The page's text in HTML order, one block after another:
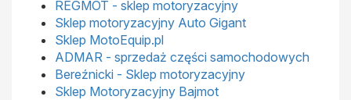
REGMOT - sklep motoryzacyjny
Sklep motoryzacyjny Auto Gigant
Sklep MotoEquip.pl
ADMAR - sprzedaż części samochodowych
Bereźnicki - Sklep motoryzacyjny
Sklep Motoryzacyjny Bajmot